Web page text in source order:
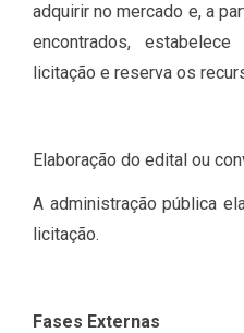
adquirir no mercado e, a
encontrados,
licitação e reserva os
Elaboração do edital ou
A administração pública
licitação.
Fases Externas